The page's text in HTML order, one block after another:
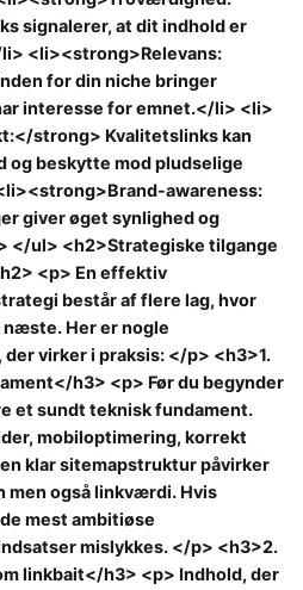
signalerer, at dit indhold er
<li><strong>Relevans:
for din niche bringer
interesse for emnet.</li> <li>
strong> Kvalitetslinks kan
og beskytte mod pludselige
awareness:
giver øget synlighed og
</ul> <h2>Strategiske tilgange
<p> En effektiv
består af flere lag, hvor
Her er nogle
virker i praksis: </p> <h3>1.
h3> <p> Før du begynder
et sundt teknisk fundament.
mobiloptimering, korrekt
klar sitemapstruktur påvirker
men også linkværdi. Hvis
mest ambitiøse
mislykkes. </p> <h3>2.
linkbait</h3> <p> Indhold, der